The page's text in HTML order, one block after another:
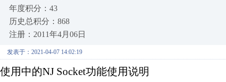
年度积分：43
历史总积分：868
注册：2011年4月06日
发表于：2021-04-07 14:02:19
使用中的NJ Socket功能使用说明